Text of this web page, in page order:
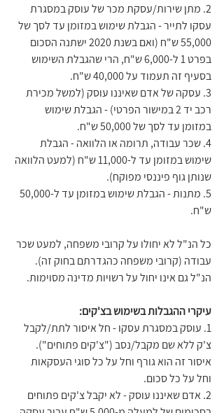
2. מתן שירות/עסקת מכר של עוסק במסגרת
עסקו לתייר - הגבלת שימוש במזומן עד לסך של
55,000 ש"ח (ואם בשנת 2020 ישתנה הסכום
בפרט 1 ל-6,000 ש"ח, הרי שהגבלת השימוש
בסעיף זה תעמוד על 40,000 ש"ח.
3. עסקה של אדם שאיננו עוסק (למשל מכירת
רכב יד 2 במישור הפרטי) - הגבלת שימוש
במזומן עד לסך של 50,000 ש"ח.
4. שכר עבודה, תרומה או הלוואה - הגבלת
שימוש במזומן עד ל-11,000 ש"ח (למעט הלוואה
שנותן גוף פיננסי מפוקח).
ש"ח.
כל הנ"ל לא יחולו על קרובי משפחה, למעט שכר
עבודה (קרובי משפחה כהגדרתם בחוק זה).
הנ"ל גם אינו יחול על רשויות מדינה מסוימות.
עיקרי ההגבלות בשימוש בצ'קים:
1. עוסק במסגרת עסקו - חל איסור לתת/לקבל
צ'ק ללא שם מקבל/נסב ("צ'קים פתוחים").
איסור זה הוא גורף וחל על כל סוגי העסקאות
וחל על כל סכום.
2. אדם שאיננו עוסק - לא יקבל צ'קים פתוחים